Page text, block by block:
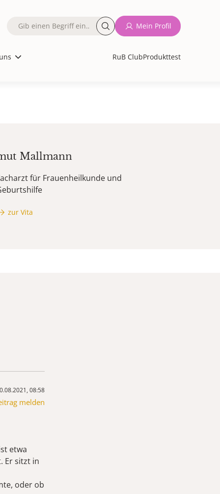
RuB ClubProdukttest
Fulltext
Mein Profil
Mallmann
für Frauenheilkunde und
zur Vita
08:58
melden
etwa
Er sitzt in
oder ob